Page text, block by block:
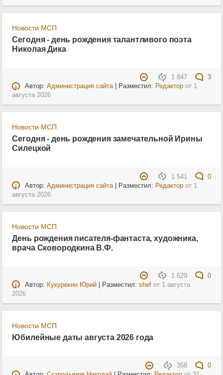
Новости МСП
Сегодня - день рождения талантливого поэта
Николая Дика
1 847
3
Автор: Администрация сайта| Разместил: Редакторот 1
августа 2026
Новости МСП
Сегодня - день рождения замечательной Ирины
Силецкой
1 541
0
Автор: Администрация сайта| Разместил: Редакторот 1
августа 2026
Новости МСП
День рождения писателя-фантаста, художника,
врача Сковородкина В.Ф.
1 629
0
Автор: Кукурекин Юрий| Разместил: shefот 1 августа
2026
Новости МСП
Юбилейные даты августа 2026 года
358
0